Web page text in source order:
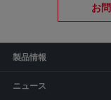
お
製品情報
ニュース